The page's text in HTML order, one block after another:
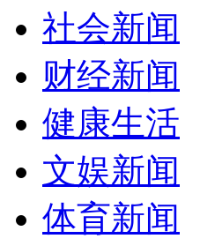
社会新闻
财经新闻
健康生活
文娱新闻
体育新闻